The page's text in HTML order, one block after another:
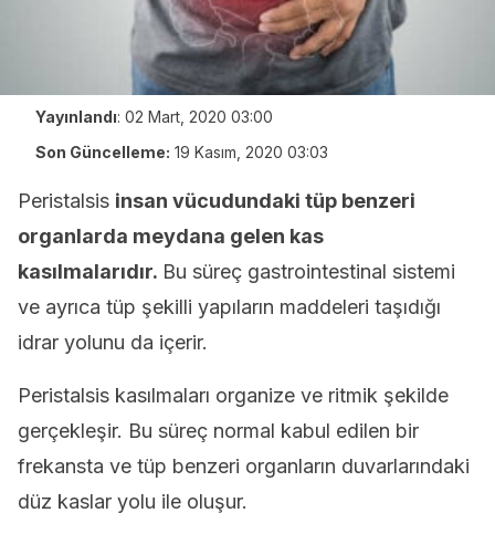
Yayınlandı: 02 Mart, 2020 03:00
Son Güncelleme: 19 Kasım, 2020 03:03
Peristalsis insan vücudundaki tüp benzeri
organlarda meydana gelen kas
kasılmalarıdır. Bu süreç gastrointestinal sistemi
ve ayrıca tüp şekilli yapıların maddeleri taşıdığı
idrar yolunu da içerir.
Peristalsis kasılmaları organize ve ritmik şekilde
gerçekleşir. Bu süreç normal kabul edilen bir
frekansta ve tüp benzeri organların duvarlarındaki
düz kaslar yolu ile oluşur.